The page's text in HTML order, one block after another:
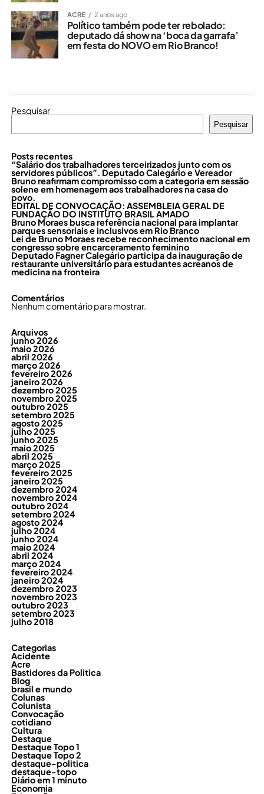
ACRE 2 anos ago
Político também pode ter rebolado:
deputado dá show na ‘boca da garrafa’
em festa do NOVO em Rio Branco!
Pesquisar
Pesquisar
Posts recentes
“Salário dos trabalhadores terceirizados junto com os
servidores públicos”. Deputado Calegário e Vereador
Bruno reafirmam compromisso com a categoria em sessão
solene em homenagem aos trabalhadores na casa do
povo.
EDITAL DE CONVOCAÇÃO: ASSEMBLEIA GERAL DE
FUNDAÇÃO DO INSTITUTO BRASIL AMADO
Bruno Moraes busca referência nacional para implantar
parques sensoriais e inclusivos em Rio Branco
Lei de Bruno Moraes recebe reconhecimento nacional em
congresso sobre encarceramento feminino
Deputado Fagner Calegário participa da inauguração de
restaurante universitário para estudantes acreanos de
medicina na fronteira
Comentários
Nenhum comentário para mostrar.
Arquivos
junho 2026
maio 2026
abril 2026
março 2026
fevereiro 2026
janeiro 2026
dezembro 2025
novembro 2025
outubro 2025
setembro 2025
agosto 2025
julho 2025
junho 2025
maio 2025
abril 2025
março 2025
fevereiro 2025
janeiro 2025
dezembro 2024
novembro 2024
outubro 2024
setembro 2024
agosto 2024
julho 2024
junho 2024
maio 2024
abril 2024
março 2024
fevereiro 2024
janeiro 2024
dezembro 2023
novembro 2023
outubro 2023
setembro 2023
julho 2018
Categorias
Acidente
Acre
Bastidores da Politica
Blog
brasil e mundo
Colunas
Colunista
Convocação
cotidiano
Cultura
Destaque
Destaque Topo 1
Destaque Topo 2
destaque-politica
destaque-topo
Diário em 1 minuto
Economia